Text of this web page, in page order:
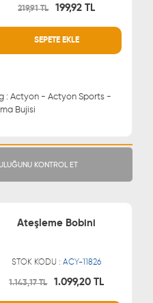
219,91 TL 199,92 TL
SEPETE EKLE
: Actyon - Actyon Sports -
Bujisi
0850 255 9229
KONTROL ET
Ateşleme Bobini
STOK KODU :ACY-11826
1.143,17 TL 1.099,20 TL